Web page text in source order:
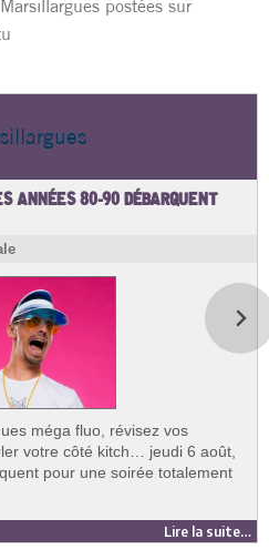
postées sur
ANNÉES 80-90 DÉBARQUENT
méga fluo, révisez vos
votre côté kitch… jeudi 6 août,
pour une soirée totalement
Lire la suite…